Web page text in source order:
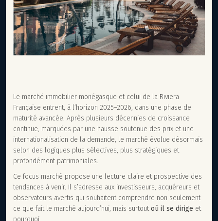
Le marché immobilier monégasque et celui de la Riviera
Française entrent, à l’horizon 2025–2026, dans une phase de
maturité avancée. Après plusieurs décennies de croissance
continue, marquées par une hausse soutenue des prix et une
internationalisation de la demande, le marché évolue désormais
selon des logiques plus sélectives, plus stratégiques et
profondément patrimoniales.
Ce focus marché propose une lecture claire et prospective des
tendances à venir. Il s’adresse aux investisseurs, acquéreurs et
observateurs avertis qui souhaitent comprendre non seulement
ce que fait le marché aujourd’hui, mais surtoutoù il se dirige et
pourquoi.